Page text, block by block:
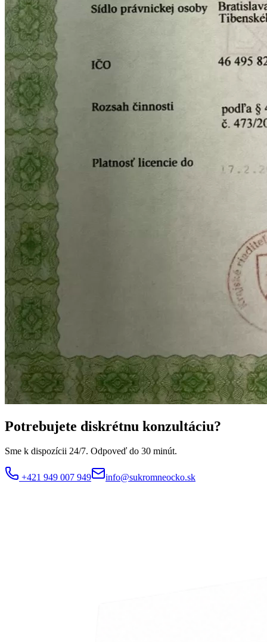
Potrebujete diskrétnu konzultáciu?
Sme k dispozícii 24/7. Odpoveď do 30 minút.
+421 949 007 949 info@sukromneocko.sk